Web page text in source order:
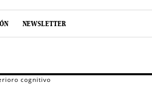
NEWSLETTER
cognitivo